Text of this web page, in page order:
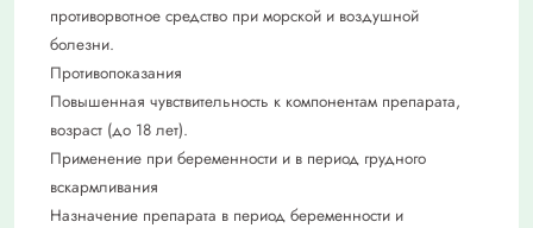
противорвотное средство при морской и воздушной
болезни.
Противопоказания
Повышенная чувствительность к компонентам препарата,
возраст (до 18 лет).
Применение при беременности и в период грудного
вскармливания
Назначение препарата в период беременности и